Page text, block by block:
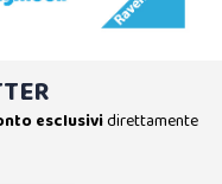
esclusividirettamente